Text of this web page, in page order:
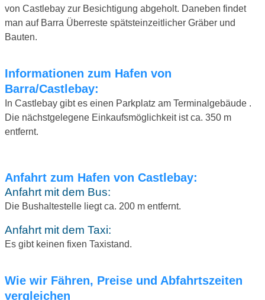
von Castlebay zur Besichtigung abgeholt. Daneben findet
man auf Barra Überreste spätsteinzeitlicher Gräber und
Bauten.
Informationen zum Hafen von
Barra/Castlebay:
In Castlebay gibt es einen Parkplatz am Terminalgebäude .
Die nächstgelegene Einkaufsmöglichkeit ist ca. 350 m
entfernt.
Anfahrt zum Hafen von Castlebay:
Anfahrt mit dem Bus:
Die Bushaltestelle liegt ca. 200 m entfernt.
Anfahrt mit dem Taxi:
Es gibt keinen fixen Taxistand.
Wie wir Fähren, Preise und Abfahrtszeiten
vergleichen